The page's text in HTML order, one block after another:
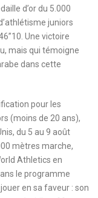
d’or du 5.000
juniors
Une victoire
mais qui témoigne
dans cette
pour les
(moins de 20 ans),
du 5 au 9 août
mètres marche,
Athletics en
le programme
en sa faveur : son